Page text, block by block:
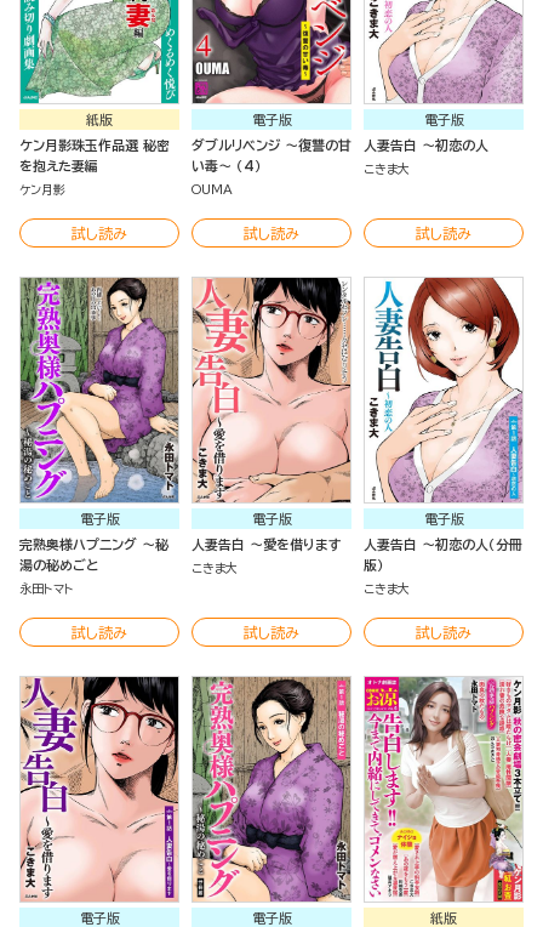
紙版
ケン月影珠玉作品選 秘密
を抱えた妻編
ケン月影
試し読み
電子版
ダブルリベンジ ～復讐の甘
い毒～ （4）
OUMA
試し読み
電子版
人妻告白 ～初恋の人
こきま大
試し読み
電子版
完熟奥様ハプニング ～秘
湯の秘めごと
永田トマト
試し読み
電子版
人妻告白 ～愛を借ります
こきま大
試し読み
電子版
人妻告白 ～初恋の人（分冊
版）
こきま大
試し読み
電子版
電子版
紙版